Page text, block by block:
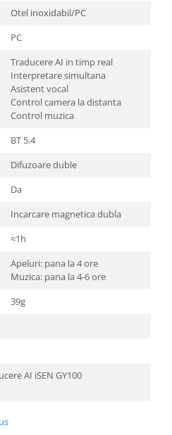
Otel inoxidabil/PC
PC
Traducere AI in timp real
Interpretare simultana
Asistent vocal
Control camera la distanta
Control muzica
BT 5.4
Difuzoare duble
Da
Incarcare magnetica dubla
≈1h
Apeluri: pana la 4 ore
Muzica: pana la 4-6 ore
39g
AI iSEN GY100